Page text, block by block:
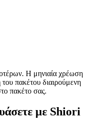
Η μηνιαία χρέωση
του πακέτου διαιρούμενη
πακέτο σας.
με Shiori